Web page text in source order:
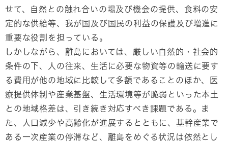
せて、自然との触れ合いの場及び機会の提供、食料の安
定的な供給等、我が国及び国民の利益の保護及び増進に
重要な役割を担っている。
しかしながら、離島においては、厳しい自然的・社会的
条件の下、人の往来、生活に必要な物資等の輸送に要す
る費用が他の地域に比較して多額であることのほか、医
療提供体制や産業基盤、生活環境等が脆弱といった本土
との地域格差は、引き続き対応すべき課題である。ま
た、人口減少や高齢化が進展するとともに、基幹産業で
ある一次産業の停滞など、離島をめぐる状況は依然とし